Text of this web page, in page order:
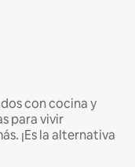
con cocina y
para vivir
¡Es la alternativa